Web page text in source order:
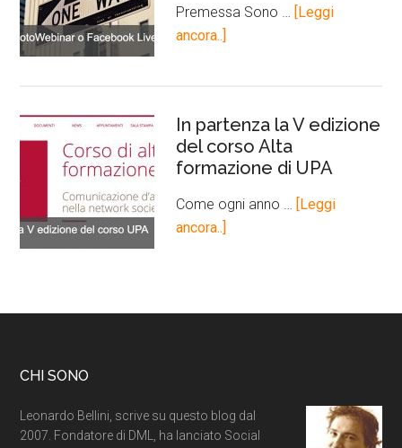
Premessa Sono …
[Leggi
ancora..]
In partenza la V edizione
del corso Alta
formazione di UPA
Come ogni anno …
[Leggi
ancora..]
CHI SONO
Leonardo Bellini, scrive su questo blog dal
2007. Fondatore di DML, ha lanciato Social